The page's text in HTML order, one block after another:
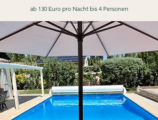
ab 130 Euro pro Nacht bis 4 Personen